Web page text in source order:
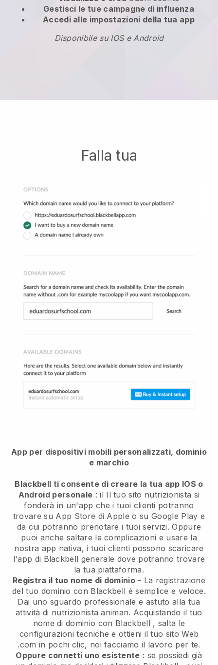
Gestisci le tue campagne di influenza
Accedi alle impostazioni della tua app
Disponibile su IOS e Android
Falla tua
App per dispositivi mobili personalizzati, dominio
e marchio
Blackbell ti consente di creare la tua app IOS o
Android personale : il Il tuo sito nutrizionista si
fonderà in un'app che i tuoi clienti potranno
trovare su App Store di Apple o su Google Play e
da cui potranno prenotare i tuoi servizi. Oppure
puoi anche saltare le complicazioni e usare la
nostra app nativa, i tuoi clienti possono scaricare
l'app di Blackbell generale dove potranno trovare
la tua piattaforma.
Registra il tuo nome di dominio- La registrazione
del tuo dominio con Blackbell è semplice e veloce.
Dai uno sguardo professionale e astuto alla tua
attività di nutrizionista animan. Acquistando il tuo
nome di dominio con Blackbell , salta le
configurazioni tecniche e ottieni il tuo sito Web
.com in pochi clic, noi facciamo il lavoro per te.
Oppure connetti uno esistente : se possiedi già